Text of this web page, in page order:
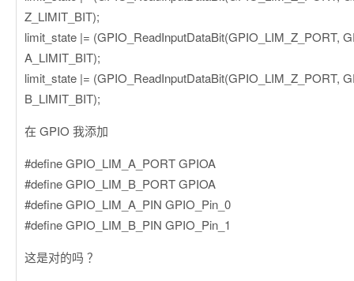
Z_LIMIT_BIT);
limit_state |= (GPIO_ReadInputDataBit(GPIO_LIM_Z_PORT,
A_LIMIT_BIT);
limit_state |= (GPIO_ReadInputDataBit(GPIO_LIM_Z_PORT,
B_LIMIT_BIT);
在 GPIO 我添加
#define GPIO_LIM_A_PORT GPIOA
#define GPIO_LIM_B_PORT GPIOA
#define GPIO_LIM_A_PIN GPIO_Pin_0
#define GPIO_LIM_B_PIN GPIO_Pin_1
这是对的吗 ？